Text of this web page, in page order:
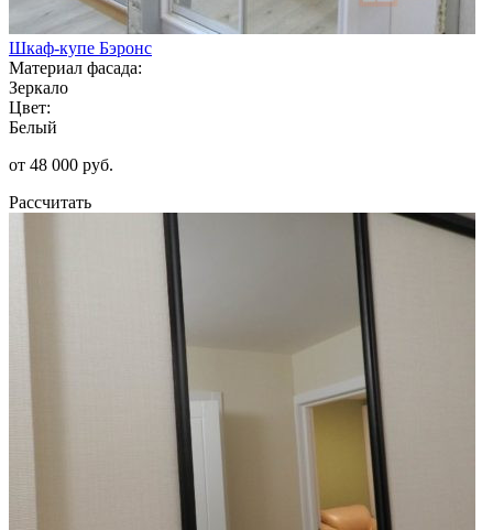
Шкаф-купе Бэронс
Материал фасада:
Зеркало
Цвет:
Белый
от 48 000 руб.
Рассчитать